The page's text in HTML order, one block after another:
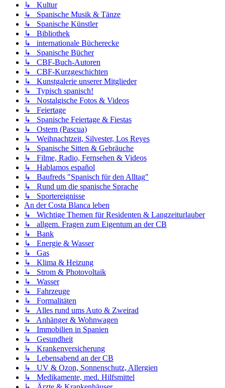
↳ Kultur
↳ Spanische Musik & Tänze
↳ Spanische Künstler
↳ Bibliothek
↳ internationale Bücherecke
↳ Spanische Bücher
↳ CBF-Buch-Autoren
↳ CBF-Kurzgeschichten
↳ Kunstgalerie unserer Mitglieder
↳ Typisch spanisch!
↳ Nostalgische Fotos & Videos
↳ Feiertage
↳ Spanische Feiertage & Fiestas
↳ Ostern (Pascua)
↳ Weihnachtzeit, Silvester, Los Reyes
↳ Spanische Sitten & Gebräuche
↳ Filme, Radio, Fernsehen & Videos
↳ Hablamos español
↳ Baufreds "Spanisch für den Alltag"
↳ Rund um die spanische Sprache
↳ Sportereignisse
An der Costa Blanca leben
↳ Wichtige Themen für Residenten & Langzeiturlauber
↳ allgem. Fragen zum Eigentum an der CB
↳ Bank
↳ Energie & Wasser
↳ Gas
↳ Klima & Heizung
↳ Strom & Photovoltaik
↳ Wasser
↳ Fahrzeuge
↳ Formalitäten
↳ Alles rund ums Auto & Zweirad
↳ Anhänger & Wohnwagen
↳ Immobilien in Spanien
↳ Gesundheit
↳ Krankenversicherung
↳ Lebensabend an der CB
↳ UV & Ozon, Sonnenschutz, Allergien
↳ Medikamente, med. Hilfsmittel